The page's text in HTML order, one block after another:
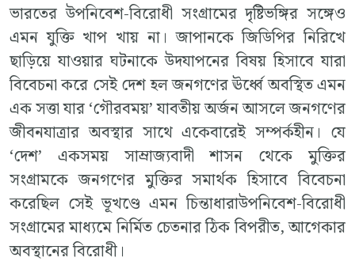
ভারতের উপনিবেশ-বিরোধী সংগ্রামের দৃষ্টিভঙ্গির সঙ্গেও
এমন যুক্তি খাপ খায় না। জাপানকে জিডিপির নিরিখে
ছাড়িয়ে যাওয়ার ঘটনাকে উদযাপনের বিষয় হিসাবে যারা
বিবেচনা করে সেই দেশ হল জনগণের ঊর্ধ্বে অবস্থিত এমন
এক সত্তা যার ‘গৌরবময়’ যাবতীয় অর্জন আসলে জনগণের
জীবনযাত্রার অবস্থার সাথে একেবারেই সম্পর্কহীন। যে
‘দেশ’ একসময় সাম্রাজ্যবাদী শাসন থেকে মুক্তির
সংগ্রামকে জনগণের মুক্তির সমার্থক হিসাবে বিবেচনা
করেছিল সেই ভূখণ্ডে এমন চিন্তাধারাউপনিবেশ-বিরোধী
সংগ্রামের মাধ্যমে নির্মিত চেতনার ঠিক বিপরীত, আগেকার
অবস্থানের বিরোধী।